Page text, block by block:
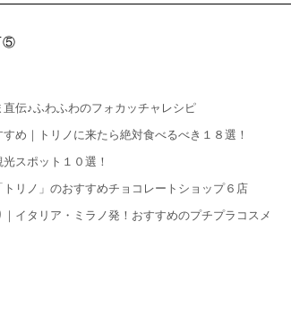
伝♪ふわふわのフォカッチャレシピ
め｜トリノに来たら絶対食べるべき１８選！
スポット１０選！
リノ」のおすすめチョコレートショップ６店
イタリア・ミラノ発！おすすめのプチプラコスメ